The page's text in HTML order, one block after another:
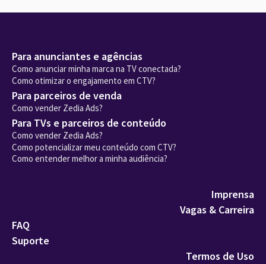
Para anunciantes e agências
Como anunciar minha marca na TV conectada?
Como otimizar o engajamento em CTV?
Para parceiros de venda
Como vender Zedia Ads?
Para TVs e parceiros de conteúdo
Como vender Zedia Ads?
Como potencializar meu conteúdo com CTV?
Como entender melhor a minha audiência?
Imprensa
Vagas & Carreira
FAQ
Suporte
Termos de Uso